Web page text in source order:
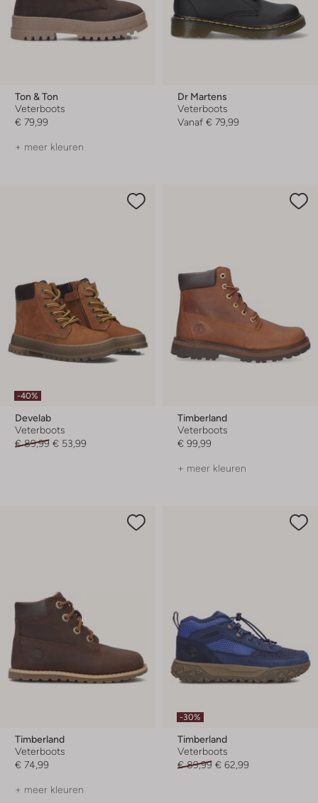
Ton & Ton
Veterboots
€ 79,99
+ meer kleuren
Dr Martens
Veterboots
Vanaf € 79,99
-40%
Develab
Veterboots
€ 89,99 € 53,99
Timberland
Veterboots
€ 99,99
+ meer kleuren
Timberland
Veterboots
€ 74,99
+ meer kleuren
-30%
Timberland
Veterboots
€ 89,99 € 62,99